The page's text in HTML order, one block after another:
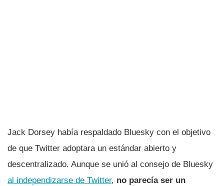
Jack Dorsey había respaldado Bluesky con el objetivo
de que Twitter adoptara un estándar abierto y
descentralizado. Aunque se unió al consejo de Bluesky
al independizarse de Twitter, no parecía ser un